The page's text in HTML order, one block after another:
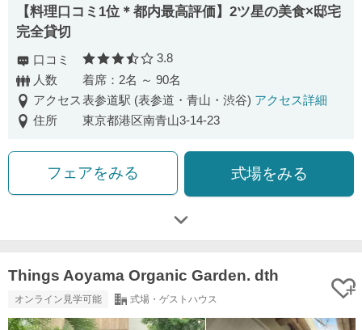
【料理口コミ1位＊都内最高評価】2ツ星の美食×邸宅
完全貸切
口コミ 口コミ評価
3.8
人数
着席：2名 ～ 90名
アクセス表参道駅 (表参道・青山・渋谷) アクセス詳細
住所
東京都港区南青山3-14-23
フェアをみる 式場をみる
Things Aoyama Organic Garden. dth
オンライン見学可能 式場・ゲストハウス